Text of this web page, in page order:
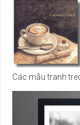
Các mẫu tranh